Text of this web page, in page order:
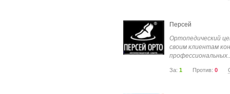
Персей
Ортопедический
своим клиентам
За: 1 Против: 0